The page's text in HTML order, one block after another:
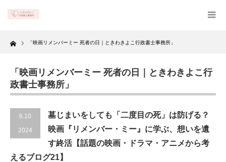
Home 「映画リメンバーミー 死者の日｜ときわきよこ行政書士事務所」
「映画リメンバーミー 死者の日｜ときわきよこ行
政書士事務所」
6.10
2024
墓じまいをしても「二度目の死」は防げる？
映画『リメンバー・ミー』に学ぶ、想いを遺
す終活【話題の映画・ドラマ・アニメから考
えるブログ21】